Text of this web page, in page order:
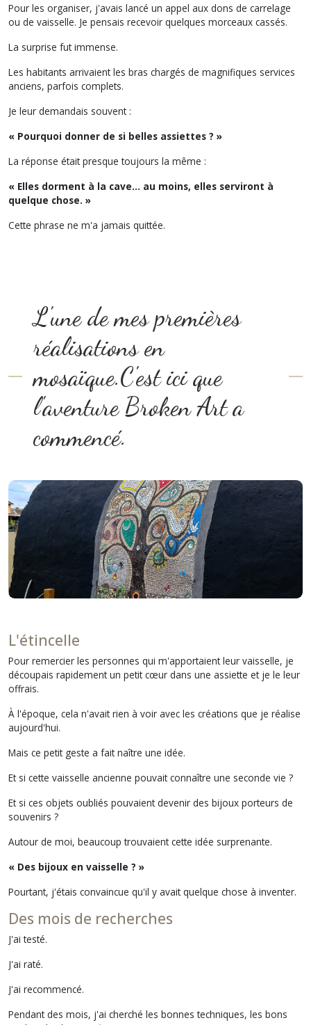
Pour les organiser, j'avais lancé un appel aux dons de carrelage
ou de vaisselle. Je pensais recevoir quelques morceaux cassés.
La surprise fut immense.
Les habitants arrivaient les bras chargés de magnifiques services
anciens, parfois complets.
Je leur demandais souvent :
« Pourquoi donner de si belles assiettes ? »
La réponse était presque toujours la même :
« Elles dorment à la cave… au moins, elles serviront à
quelque chose. »
Cette phrase ne m'a jamais quittée.
L'une de mes premières
réalisations en
mosaïque.C'est ici que
l'aventure Broken Art a
commencé.
L'étincelle
Pour remercier les personnes qui m'apportaient leur vaisselle, je
découpais rapidement un petit cœur dans une assiette et je le leur
offrais.
À l'époque, cela n'avait rien à voir avec les créations que je réalise
aujourd'hui.
Mais ce petit geste a fait naître une idée.
Et si cette vaisselle ancienne pouvait connaître une seconde vie ?
Et si ces objets oubliés pouvaient devenir des bijoux porteurs de
souvenirs ?
Autour de moi, beaucoup trouvaient cette idée surprenante.
« Des bijoux en vaisselle ? »
Pourtant, j'étais convaincue qu'il y avait quelque chose à inventer.
Des mois de recherches
J'ai testé.
J'ai raté.
J'ai recommencé.
Pendant des mois, j'ai cherché les bonnes techniques, les bons